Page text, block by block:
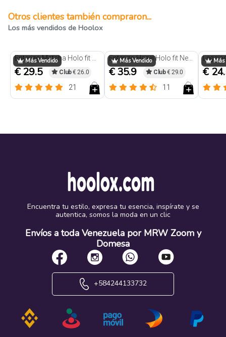
Otros clientes también compraron...
Los más vendidos de Hoolox
Más Vendido
€ 29.5 Club€ 26.0
21
Más Vendido Enterizo Hazel Holo fit Negro
€ 35.9 Club€ 29.0
11
Más
€
Encuentra tu estilo, expresa tu esencia, inspírate y se
autentica, somos la moda en un clic
Envíos a toda Venezuela por MRW Zoom y
Domesa
+584244133732